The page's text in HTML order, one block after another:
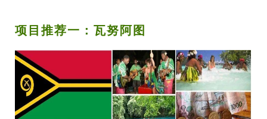
项目推荐一：瓦努阿图